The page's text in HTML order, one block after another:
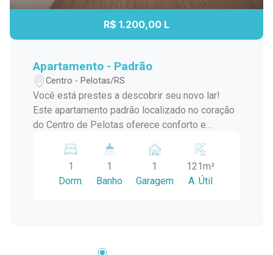
R$ 1.200,00 L
Apartamento - Padrão
Centro - Pelotas/RS
Você está prestes a descobrir seu novo lar!
Este apartamento padrão localizado no coração
do Centro de Pelotas oferece conforto e
em uma das regiões mais vibrantes da cidade.
Com 1 dormitório, este espaço é ideal para
solteiros, casais ou até mesmo para quem
1
Dorm.
1
Banho
1
Garagem
121m²
A. Útil